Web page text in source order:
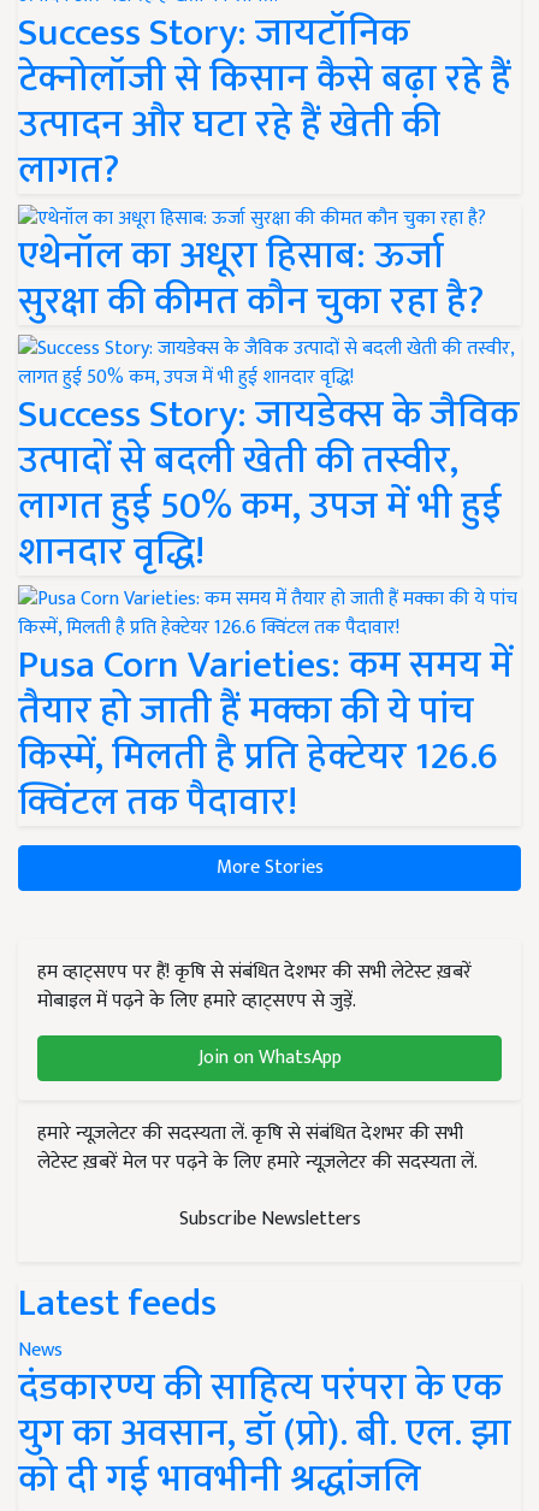
Success Story: जायटॉनिक
टेक्नोलॉजी से किसान कैसे बढ़ा रहे हैं
उत्पादन और घटा रहे हैं खेती की
लागत?
एथेनॉल का अधूरा हिसाब: ऊर्जा
सुरक्षा की कीमत कौन चुका रहा है?
Success Story: जायडेक्स के जैविक
उत्पादों से बदली खेती की तस्वीर,
लागत हुई 50% कम, उपज में भी हुई
शानदार वृद्धि!
Pusa Corn Varieties: कम समय में
तैयार हो जाती हैं मक्का की ये पांच
किस्में, मिलती है प्रति हेक्टेयर 126.6
क्विंटल तक पैदावार!
More Stories
हम व्हाट्सएप पर हैं! कृषि से संबंधित देशभर की सभी लेटेस्ट ख़बरें
मोबाइल में पढ़ने के लिए हमारे व्हाट्सएप से जुड़ें.
Join on WhatsApp
हमारे न्यूज़लेटर की सदस्यता लें. कृषि से संबंधित देशभर की सभी
लेटेस्ट ख़बरें मेल पर पढ़ने के लिए हमारे न्यूज़लेटर की सदस्यता लें.
Subscribe Newsletters
Latest feeds
News
दंडकारण्य की साहित्य परंपरा के एक
युग का अवसान, डॉ (प्रो). बी. एल. झा
को दी गई भावभीनी श्रद्धांजलि